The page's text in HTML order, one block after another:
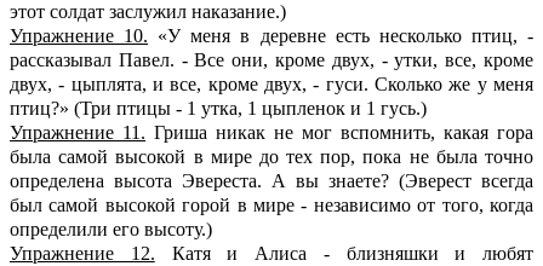
этот солдат заслужил наказание.)
Упражнение 10. «У меня в деревне есть несколько птиц, -
рассказывал Павел. - Все они, кроме двух, - утки, все, кроме
двух, - цыплята, и все, кроме двух, - гуси. Сколько же у меня
птиц?» (Три птицы - 1 утка, 1 цыпленок и 1 гусь.)
Упражнение 11. Гриша никак не мог вспомнить, какая гора
была самой высокой в мире до тех пор, пока не была точно
определена высота Эвереста. А вы знаете? (Эверест всегда
был самой высокой горой в мире - независимо от того, когда
определили его высоту.)
Упражнение 12. Катя и Алиса - близняшки и любят